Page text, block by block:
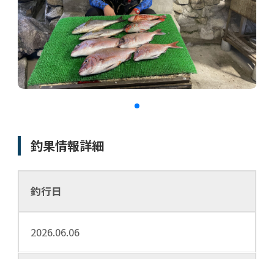
釣果情報詳細
釣行日
2026.06.06